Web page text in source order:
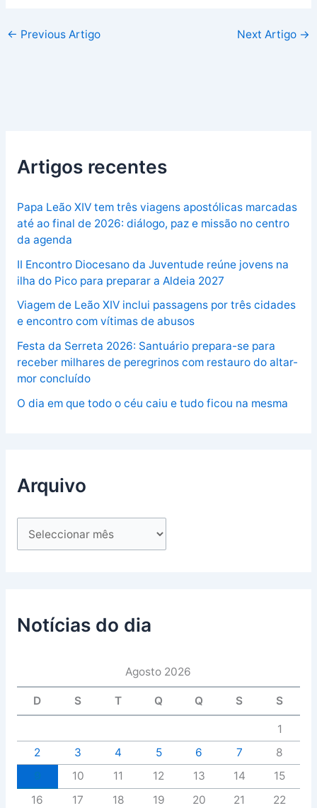
← Previous Artigo Next Artigo →
Artigos recentes
Papa Leão XIV tem três viagens apostólicas marcadas
até ao final de 2026: diálogo, paz e missão no centro
da agenda
II Encontro Diocesano da Juventude reúne jovens na
ilha do Pico para preparar a Aldeia 2027
Viagem de Leão XIV inclui passagens por três cidades
e encontro com vítimas de abusos
Festa da Serreta 2026: Santuário prepara-se para
receber milhares de peregrinos com restauro do altar-
mor concluído
O dia em que todo o céu caiu e tudo ficou na mesma
Arquivo
Notícias do dia
Agosto 2026
D S T Q Q S S
1
2
3 4 5 6 7
8
10 11 12 13 14
15
16
17 18 19 20 21
22